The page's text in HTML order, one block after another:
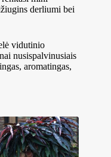
derliumi bei
vidutinio
nusispalvinusiais
aromatingas,